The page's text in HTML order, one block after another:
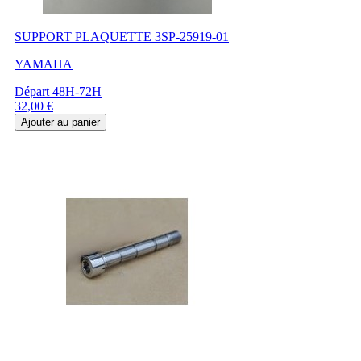
SUPPORT PLAQUETTE 3SP-25919-01
YAMAHA
Départ 48H-72H
Prix
32,00 €
Ajouter au panier